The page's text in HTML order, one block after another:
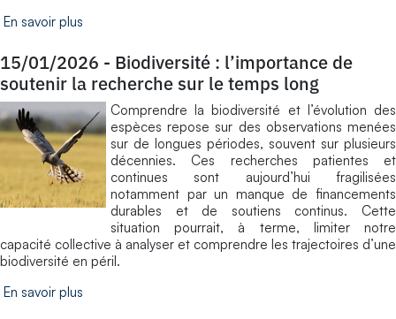
En savoir plus
15/01/2026 - Biodiversité : l’importance de
soutenir la recherche sur le temps long
Comprendre la biodiversité et l’évolution des
espèces repose sur des observations menées
sur de longues périodes, souvent sur plusieurs
décennies. Ces recherches patientes et
continues sont aujourd’hui fragilisées
notamment par un manque de financements
durables et de soutiens continus. Cette
situation pourrait, à terme, limiter notre
capacité collective à analyser et comprendre les trajectoires d’une
biodiversité en péril.
En savoir plus